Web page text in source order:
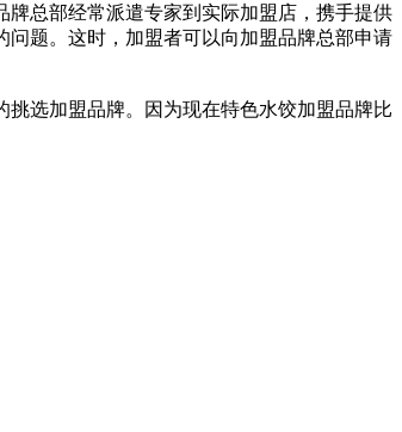
总部经常派遣专家到实际加盟店，携手提供
题。这时，加盟者可以向加盟品牌总部申请
选加盟品牌。因为现在特色水饺加盟品牌比